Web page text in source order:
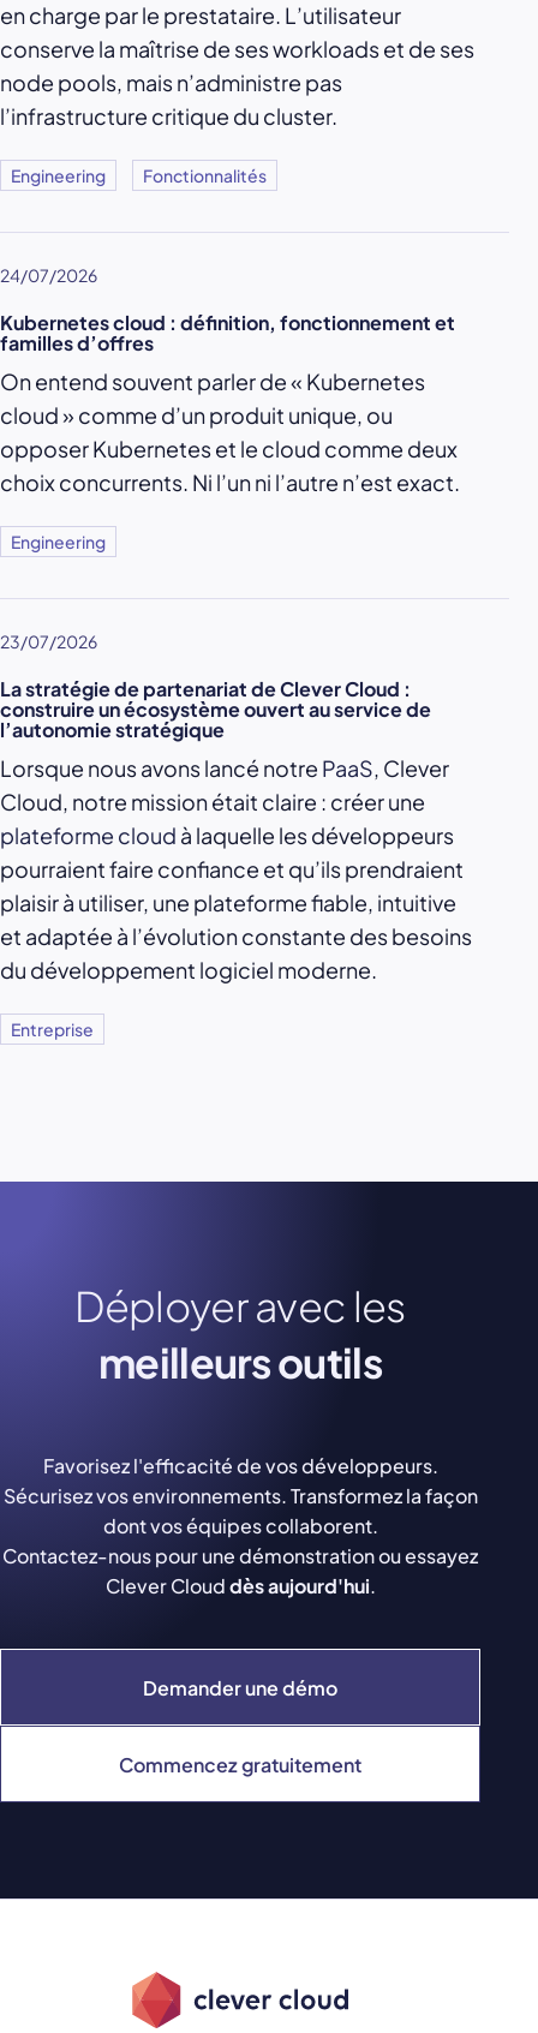
en charge par le prestataire. L’utilisateur
conserve la maîtrise de ses workloads et de ses
node pools, mais n’administre pas
l’infrastructure critique du cluster.
Engineering Fonctionnalités
24/07/2026
Kubernetes cloud : définition, fonctionnement et
familles d’offres
On entend souvent parler de « Kubernetes
cloud » comme d’un produit unique, ou
opposer Kubernetes et le cloud comme deux
choix concurrents. Ni l’un ni l’autre n’est exact.
Engineering
23/07/2026
La stratégie de partenariat de Clever Cloud :
construire un écosystème ouvert au service de
l’autonomie stratégique
Lorsque nous avons lancé notre PaaS, Clever
Cloud, notre mission était claire : créer une
plateforme cloud à laquelle les développeurs
pourraient faire confiance et qu’ils prendraient
plaisir à utiliser, une plateforme fiable, intuitive
et adaptée à l’évolution constante des besoins
du développement logiciel moderne.
Entreprise
Déployer avec les
meilleurs outils
Demander une démo
Commencez gratuitement
Favorisez l'efficacité de vos développeurs.
Sécurisez vos environnements. Transformez la façon
dont vos équipes collaborent.
Contactez-nous pour une démonstration ou essayez
Clever Clouddès aujourd'hui.